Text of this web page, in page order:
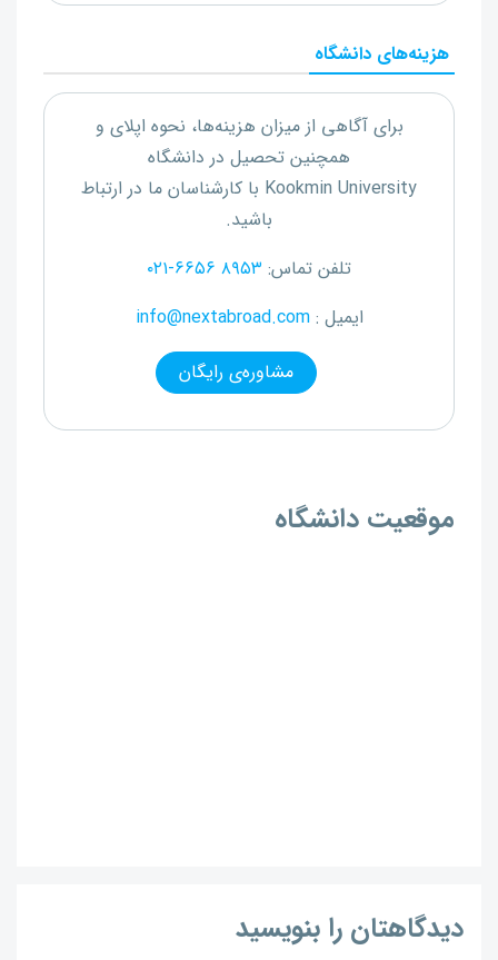
هزینه‌های دانشگاه
برای آگاهی از میزان هزینه‌ها، نحوه اپلای و
همچنین تحصیل در دانشگاه
Kookmin University با کارشناسان ما در ارتباط
باشید.
تلفن تماس: ۰۲۱-۶۶۵۶ ۸۹۵۳
ایمیل :info@nextabroad.com
مشاوره‌ی رایگان
موقعیت دانشگاه
دیدگاهتان را بنویسید